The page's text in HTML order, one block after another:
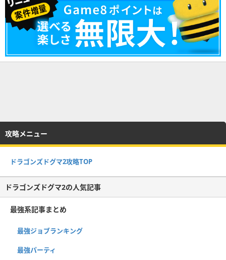
攻略メニュー
ドラゴンズドグマ2攻略TOP
ドラゴンズドグマ2の人気記事
最強系記事まとめ
最強ジョブランキング
最強パーティ